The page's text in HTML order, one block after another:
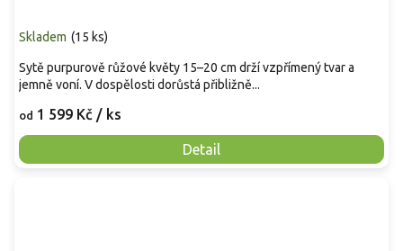
Skladem (15 ks)
od 1 599 Kč / ks
Detail
Sytě purpurově růžové květy 15–20 cm drží vzpřímený tvar a
jemně voní. V dospělosti dorůstá přibližně...